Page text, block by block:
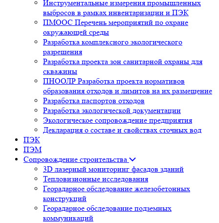
Инструментальные измерения промышленных
выбросов в рамках инвентаризации и ПЭК
ПМООС Перечень мероприятий по охране
окружающей среды
Разработка комплексного экологического
разрешения
Разработка проекта зон санитарной охраны для
скважины
ПНООЛР Разработка проекта нормативов
образования отходов и лимитов на их размещение
Разработка паспортов отходов
Разработка экологической документации
Экологическое сопровождение предприятия
Декларация о составе и свойствах сточных вод
ПЭК
ПЭМ
Сопровождение строительства
3D лазерный мониторинг фасадов зданий
Тепловизионные исследования
Георадарное обследование железобетонных
конструкций
Георадарное обследование подземных
коммуникаций